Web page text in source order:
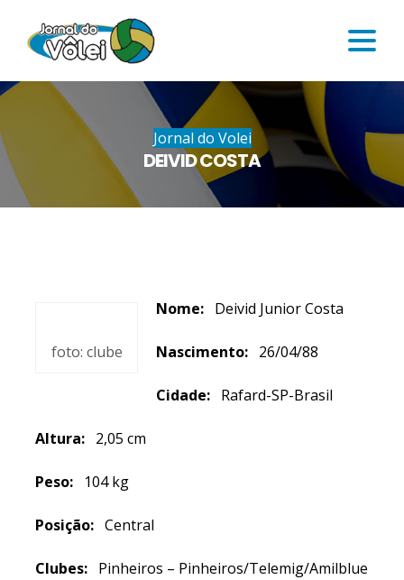
Jornal do Volei
DEIVID COSTA
foto: clube
Nome: Deivid Junior Costa
Nascimento: 26/04/88
Cidade: Rafard-SP-Brasil
Altura: 2,05 cm
Peso: 104 kg
Posição: Central
Clubes: Pinheiros – Pinheiros/Telemig/Amilblue